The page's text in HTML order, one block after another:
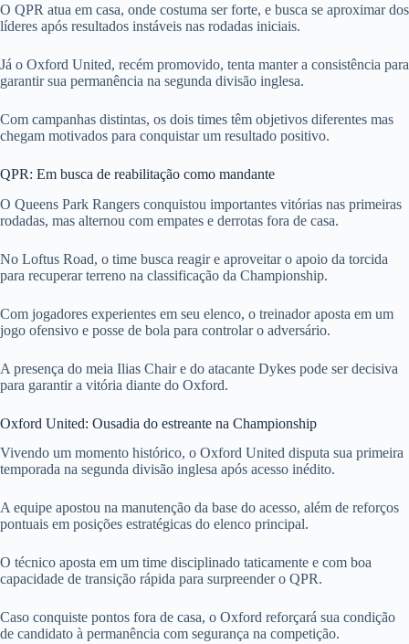
O QPR atua em casa, onde costuma ser forte, e busca se aproximar dos
líderes após resultados instáveis nas rodadas iniciais.
Já o Oxford United, recém promovido, tenta manter a consistência para
garantir sua permanência na segunda divisão inglesa.
Com campanhas distintas, os dois times têm objetivos diferentes mas
chegam motivados para conquistar um resultado positivo.
QPR: Em busca de reabilitação como mandante
O Queens Park Rangers conquistou importantes vitórias nas primeiras
rodadas, mas alternou com empates e derrotas fora de casa.
No Loftus Road, o time busca reagir e aproveitar o apoio da torcida
para recuperar terreno na classificação da Championship.
Com jogadores experientes em seu elenco, o treinador aposta em um
jogo ofensivo e posse de bola para controlar o adversário.
A presença do meia Ilias Chair e do atacante Dykes pode ser decisiva
para garantir a vitória diante do Oxford.
Oxford United: Ousadia do estreante na Championship
Vivendo um momento histórico, o Oxford United disputa sua primeira
temporada na segunda divisão inglesa após acesso inédito.
A equipe apostou na manutenção da base do acesso, além de reforços
pontuais em posições estratégicas do elenco principal.
O técnico aposta em um time disciplinado taticamente e com boa
capacidade de transição rápida para surpreender o QPR.
Caso conquiste pontos fora de casa, o Oxford reforçará sua condição
de candidato à permanência com segurança na competição.